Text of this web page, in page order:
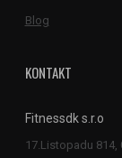
Blog
KONTAKT
Fitnessdk s.r.o